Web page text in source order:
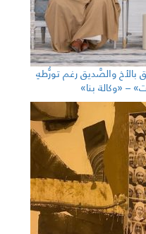
والصَّديق رغم تورُّطهِ
بنا»